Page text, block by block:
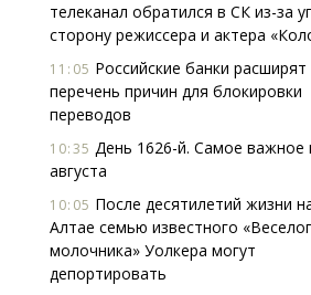
телеканал обратился в СК из-за
сторону режиссера и актера
11:05 Российские банки расширят
перечень причин для блокировки
переводов
10:35 День 1626-й. Самое важное
августа
10:05 После десятилетий жизни
Алтае семью известного
молочника» Уолкера могут
депортировать
Ищем новые берега.
«Жилищной
Гатилов — о том, как